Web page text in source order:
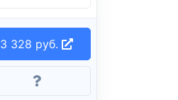
3 328 руб.